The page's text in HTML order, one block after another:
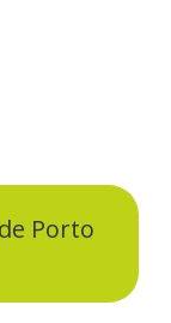
Porto